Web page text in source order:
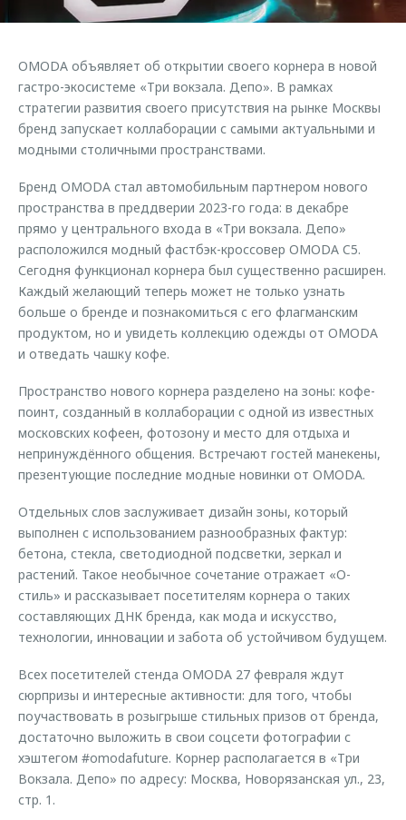
Страхование
Аксессуары
Одежда и сувениры
Оригинальные аксессуары
Трейд-ин
Калькулятор трейд-ин
Клиентская поддержка
Клуб владельцев OMODA
Приложение O&J
Аксессуары
Одежда и сувениры
Оригинальные аксессуары
Запчасти
Обратная связь
OMODA объявляет об открытии своего корнера в новой
гастро-экосистеме «Три вокзала. Депо». В рамках
стратегии развития своего присутствия на рынке Москвы
бренд запускает коллаборации с самыми актуальными и
модными столичными пространствами.
Бренд OMODA стал автомобильным партнером нового
пространства в преддверии 2023-го года: в декабре
прямо у центрального входа в «Три вокзала. Депо»
расположился модный фастбэк-кроссовер OMODA C5.
Сегодня функционал корнера был существенно расширен.
Каждый желающий теперь может не только узнать
больше о бренде и познакомиться с его флагманским
продуктом, но и увидеть коллекцию одежды от OMODA
и отведать чашку кофе.
Пространство нового корнера разделено на зоны: кофе-
поинт, созданный в коллаборации с одной из известных
московских кофеен, фотозону и место для отдыха и
непринуждённого общения. Встречают гостей манекены,
презентующие последние модные новинки от OMODA.
Отдельных слов заслуживает дизайн зоны, который
выполнен с использованием разнообразных фактур:
бетона, стекла, светодиодной подсветки, зеркал и
растений. Такое необычное сочетание отражает «О-
стиль» и рассказывает посетителям корнера о таких
составляющих ДНК бренда, как мода и искусство,
технологии, инновации и забота об устойчивом будущем.
Всех посетителей стенда OMODA 27 февраля ждут
сюрпризы и интересные активности: для того, чтобы
поучаствовать в розыгрыше стильных призов от бренда,
достаточно выложить в свои соцсети фотографии с
хэштегом #omodafuture. Корнер располагается в «Три
Вокзала. Депо» по адресу: Москва, Новорязанская ул., 23,
стр. 1.